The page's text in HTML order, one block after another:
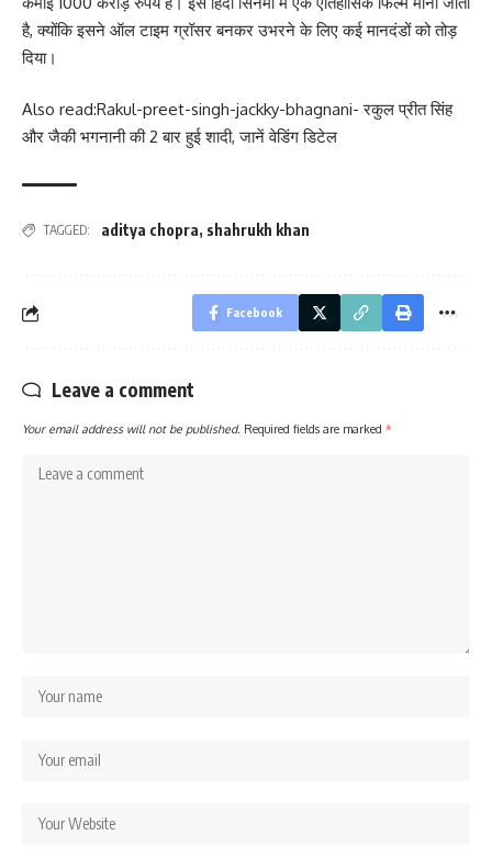
है, क्योंकि इसने ऑल टाइम ग्रॉसर बनकर उभरने के लिए कई मानदंडों को तोड़
दिया।
Also read:Rakul-preet-singh-jackky-bhagnani- रकुल प्रीत सिंह
और जैकी भगनानी की 2 बार हुई शादी, जानें वेडिंग डिटेल
TAGGED: aditya chopra, shahrukh khan
Facebook
Leave a comment
Your email address will not be published. Required fields are marked *